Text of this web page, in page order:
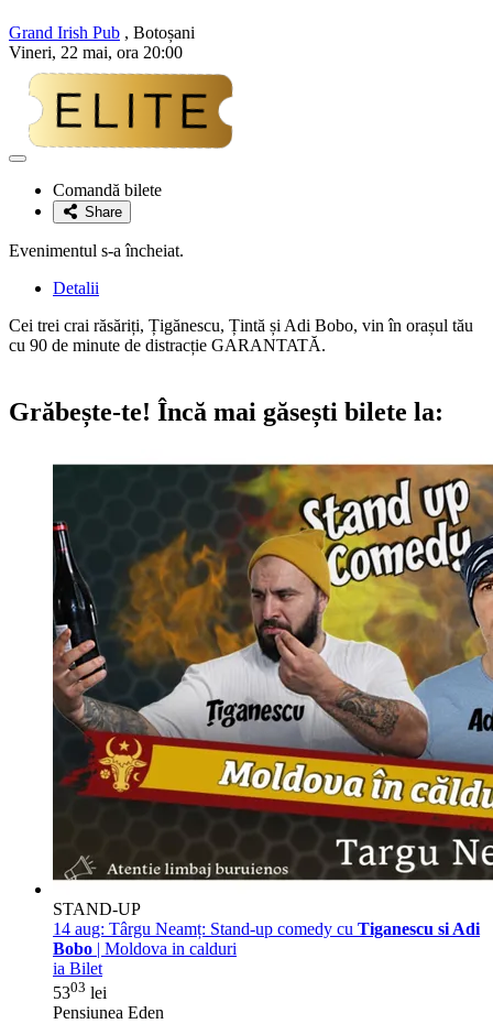
Grand Irish Pub , Botoșani
Vineri, 22 mai, ora 20:00
Adaugă
favoriteComandă bilete
Share
Evenimentul s-a încheiat.
Detalii
Cei trei crai răsăriți, Țigănescu, Țintă și Adi Bobo, vin în orașul tău
cu 90 de minute de distracție GARANTATĂ.
Grăbește-te! Încă mai găsești bilete la:
STAND-UP
14 aug: Târgu Neamț: Stand-up comedy cu Tiganescu si Adi
Bobo | Moldova in calduri
ia Bilet
5303 lei
Pensiunea Eden